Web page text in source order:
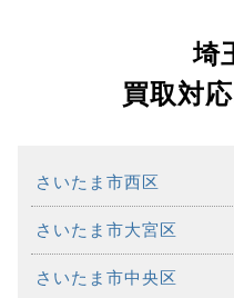
埼
買取対
さいたま市西区
さいたま市大宮区
さいたま市中央区